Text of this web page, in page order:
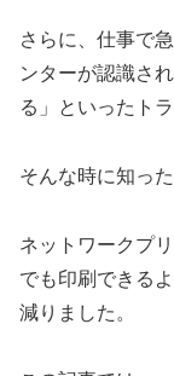
さらに、仕事で
ンターが認識さ
る」といったト
そんな時に知っ
ネットワークプ
でも印刷できる
減りました。